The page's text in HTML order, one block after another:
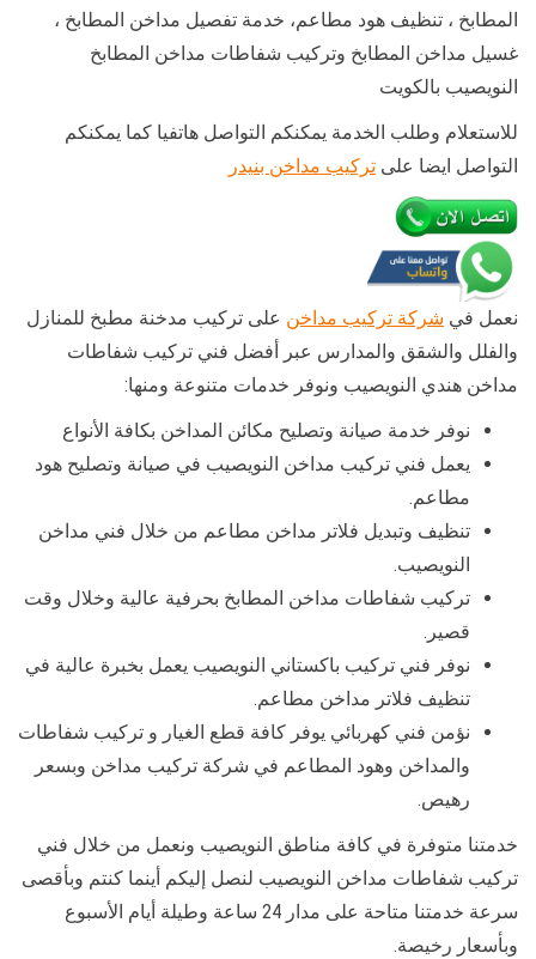
المطابخ ، تنظيف هود مطاعم، خدمة تفصيل مداخن المطابخ ،
غسيل مداخن المطابخ وتركيب شفاطات مداخن المطابخ
النويصيب بالكويت
للاستعلام وطلب الخدمة يمكنكم التواصل هاتفيا كما يمكنكم
التواصل ايضا على تركيب مداخن بنيدر
نعمل في شركة تركيب مداخن على تركيب مدخنة مطبخ للمنازل
والفلل والشقق والمدارس عبر أفضل فني تركيب شفاطات
مداخن هندي النويصيب ونوفر خدمات متنوعة ومنها:
نوفر خدمة صيانة وتصليح مكائن المداخن بكافة الأنواع
يعمل فني تركيب مداخن النويصيب في صيانة وتصليح هود
مطاعم.
تنظيف وتبديل فلاتر مداخن مطاعم من خلال فني مداخن
النويصيب.
تركيب شفاطات مداخن المطابخ بحرفية عالية وخلال وقت
قصير.
نوفر فني تركيب باكستاني النويصيب يعمل بخبرة عالية في
تنظيف فلاتر مداخن مطاعم.
نؤمن فني كهربائي يوفر كافة قطع الغيار و تركيب شفاطات
والمداخن وهود المطاعم في شركة تركيب مداخن وبسعر
رهيص.
خدمتنا متوفرة في كافة مناطق النويصيب ونعمل من خلال فني
تركيب شفاطات مداخن النويصيب لنصل إليكم أينما كنتم وبأقصى
سرعة خدمتنا متاحة على مدار 24 ساعة وطيلة أيام الأسبوع
وبأسعار رخيصة.